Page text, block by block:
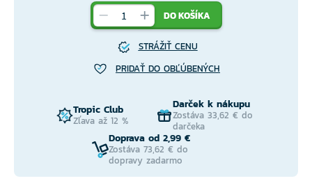
DO KOŠÍKA
STRÁŽIŤ CENU
PRIDAŤ DO OBĽÚBENÝCH
Tropic Club
Zľava až 12 %
Darček k nákupu
Zostáva 33,62 € do
darčeka
Doprava od 2,99 €
Zostáva 73,62 € do
dopravy zadarmo